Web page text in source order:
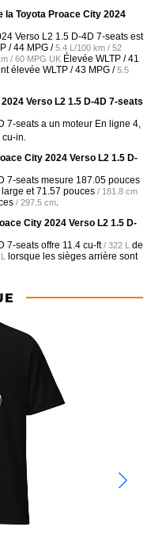
la Toyota Proace City 2024
Verso L2 1.5 D-4D 7-seats est
/44 MPG /5.4 L/100 km / 52
/ 60 MPG UK Élevée WLTP /41
élevée WLTP /43 MPG /5.5
Verso L2 1.5 D-4D 7-seats
7-seats a un moteur En ligne 4,
in.
City 2024 Verso L2 1.5 D-
7-seats mesure 187.05 pouces
large et71.57 pouces / 181.8 cm
/ 297.5 cm
City 2024 Verso L2 1.5 D-
7-seats offre 11.4 cu-ft / 322 L de
lorsque les sièges arrière sont